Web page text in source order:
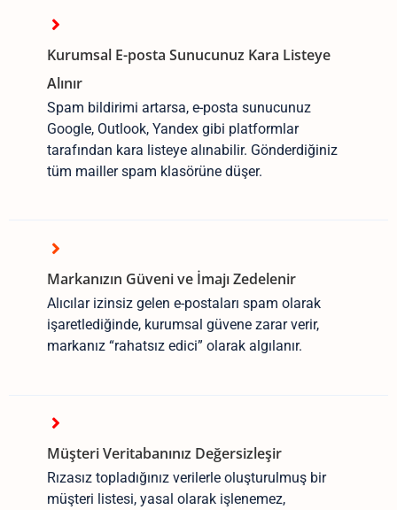
Kurumsal E-posta Sunucunuz Kara Listeye
Alınır
Spam bildirimi artarsa, e-posta sunucunuz
Google, Outlook, Yandex gibi platformlar
tarafından kara listeye alınabilir. Gönderdiğiniz
tüm mailler spam klasörüne düşer.
Markanızın Güveni ve İmajı Zedelenir
Alıcılar izinsiz gelen e-postaları spam olarak
işaretlediğinde, kurumsal güvene zarar verir,
markanız “rahatsız edici” olarak algılanır.
Müşteri Veritabanınız Değersizleşir
Rızasız topladığınız verilerle oluşturulmuş bir
müşteri listesi, yasal olarak işlenemez,